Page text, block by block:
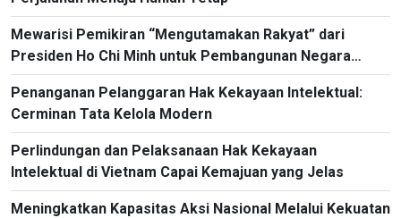
Mewarisi Pemikiran “Mengutamakan Rakyat” dari
Presiden Ho Chi Minh untuk Pembangunan Negara
Masa Kini
Penanganan Pelanggaran Hak Kekayaan Intelektual:
Cerminan Tata Kelola Modern
Perlindungan dan Pelaksanaan Hak Kekayaan
Intelektual di Vietnam Capai Kemajuan yang Jelas
Meningkatkan Kapasitas Aksi Nasional Melalui Kekuatan